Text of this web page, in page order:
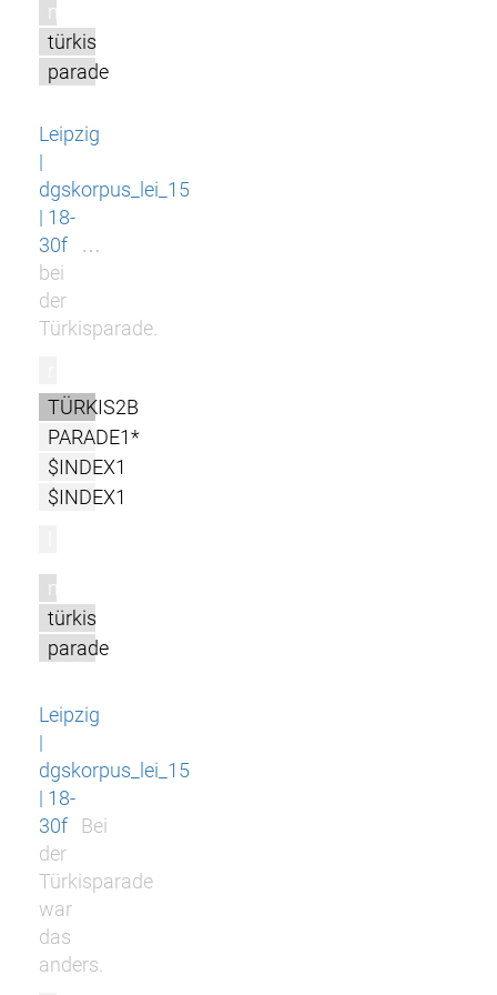
m
türkis
parade
Leipzig
|
dgskorpus_lei_15
| 18-
30f
…
bei
der
Türkisparade.
TÜRKIS2B
PARADE1*
$INDEX1
$INDEX1
m
türkis
parade
Leipzig
|
dgskorpus_lei_15
| 18-
30f
Bei
der
Türkisparade
war
das
anders.